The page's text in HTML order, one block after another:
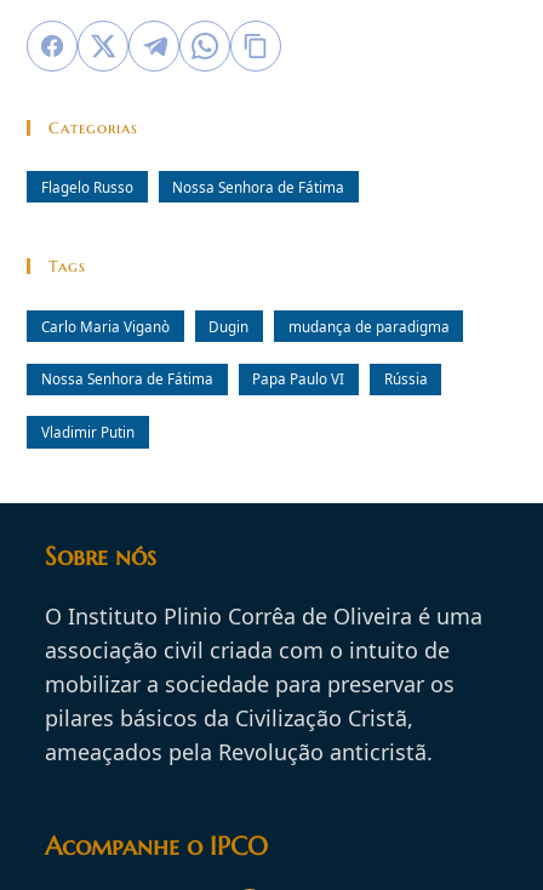
Categorias
Flagelo Russo Nossa Senhora de Fátima
Tags
Carlo Maria Viganò Dugin mudança de paradigma
Nossa Senhora de Fátima Papa Paulo VI Rússia
Vladimir Putin
Sobre nós
O Instituto Plinio Corrêa de Oliveira é uma
associação civil criada com o intuito de
mobilizar a sociedade para preservar os
pilares básicos da Civilização Cristã,
ameaçados pela Revolução anticristã.
Acompanhe o IPCO